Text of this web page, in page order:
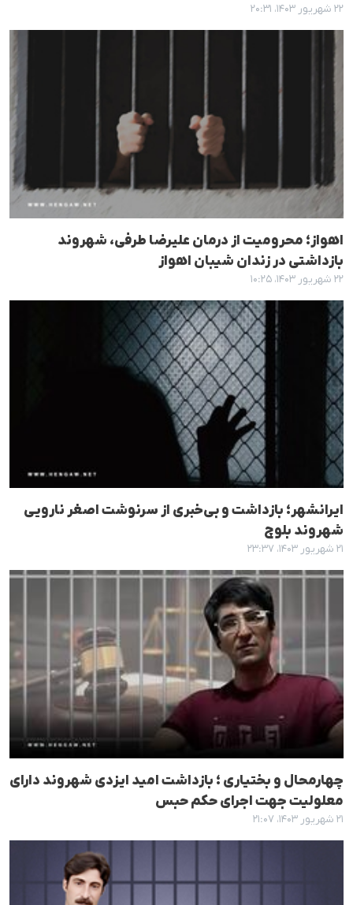
۲۲ شهریور ۱۴۰۳، ۲۰:۳۱
اهواز؛ محرومیت از درمان علیرضا طرفی، شهروند
بازداشتی در زندان شیبان اهواز
۲۲ شهریور ۱۴۰۳، ۱۰:۲۵
ایرانشهر؛ بازداشت و بی‌خبری از سرنوشت اصغر نارویی
شهروند بلوچ
۲۱ شهریور ۱۴۰۳، ۲۳:۳۷
چهارمحال و بختیاری ؛ بازداشت امید ایزدی شهروند دارای
معلولیت جهت اجرای حکم حبس
۲۱ شهریور ۱۴۰۳، ۲۱:۰۷